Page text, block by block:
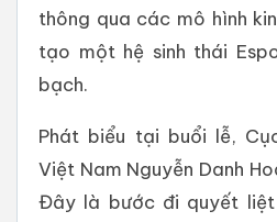
thông qua các mô hình
tạo một hệ sinh thái
bạch.
Phát biểu tại buổi lễ,
Việt Nam Nguyễn Danh
Đây là bước đi quyết liệt